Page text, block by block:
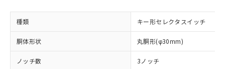
種類 キー形セレクタスイッチ
胴体形状 丸胴形(φ30mm)
ノッチ数 3ノッチ